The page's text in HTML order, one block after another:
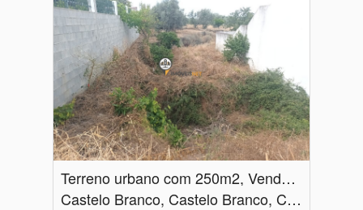
Terreno urbano com 250m2, Venda, Castelo Branco
Castelo Branco, Castelo Branco, Castelo Branco